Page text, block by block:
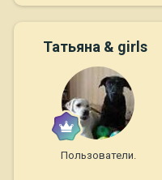
Татьяна & girls
Пользователи.